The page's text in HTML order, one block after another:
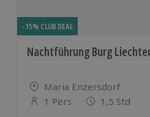
-15% CLUB DEAL
Nachtführung Burg
Standort
Maria Enzersdorf
Anzahl der Teilnehmer
1 Pers. 1,5 Std